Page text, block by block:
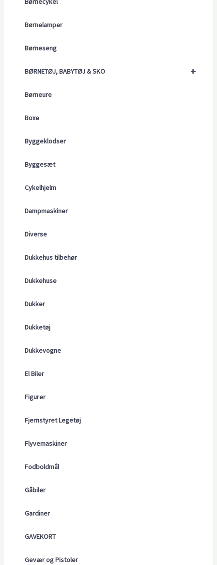
Børnelamper
Børneseng
+
BØRNETØJ, BABYTØJ & SKO
Børneure
Boxe
Byggeklodser
Byggesæt
Cykelhjelm
Dampmaskiner
Diverse
Dukkehus tilbehør
Dukkehuse
Dukker
Dukketøj
Dukkevogne
El Biler
Figurer
Fjernstyret Legetøj
Flyvemaskiner
Fodboldmål
Gåbiler
Gardiner
GAVEKORT
Gevær og Pistoler